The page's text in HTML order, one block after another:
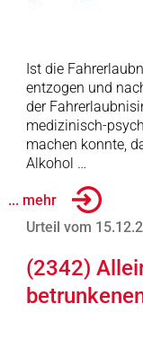
Ist die
entzogen und
der
medizinisch-
machen konnte,
Alkohol …
... mehr
Urteil vom
(2342)